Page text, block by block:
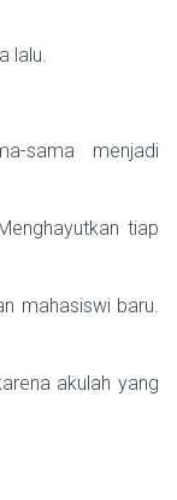
lalu.
sama menjadi
tiap
mahasiswi baru.
akulah yang